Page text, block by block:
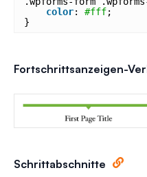
color: #fff;
}
Fortschrittsanzeigen-
Schrittabschnitte